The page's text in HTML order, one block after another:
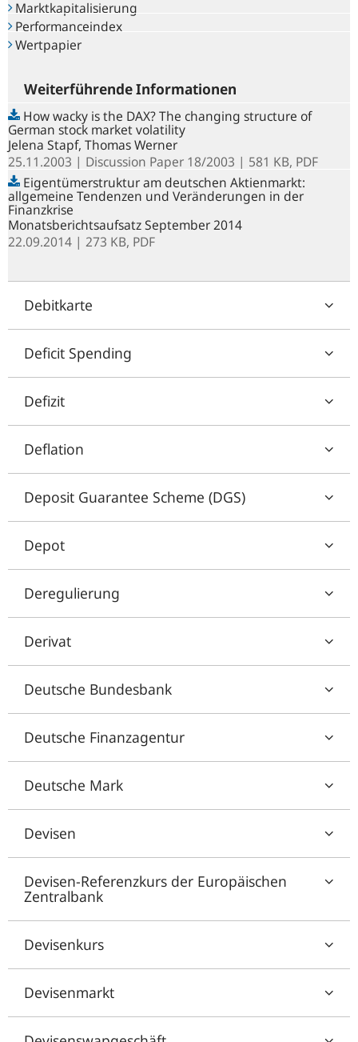
Marktkapitalisierung
Performanceindex
Wertpapier
Weiterführende Informationen
How wacky is the DAX? The changing structure of
German stock market volatility
Jelena Stapf, Thomas Werner
25.11.2003
Discussion Paper 18/2003 | 581 KB, PDF
Eigentümerstruktur am deutschen Aktienmarkt:
allgemeine Tendenzen und Veränderungen in der
Finanzkrise
Monatsberichtsaufsatz September 2014
22.09.2014 | 273 KB, PDF
Debitkarte
Deficit Spending
Defizit
Deflation
Deposit Guarantee Scheme (DGS)
Depot
Deregulierung
Derivat
Deutsche Bundesbank
Deutsche Finanzagentur
Deutsche Mark
Devisen
Devisen-Referenzkurs der Europäischen
Zentralbank
Devisenkurs
Devisenmarkt